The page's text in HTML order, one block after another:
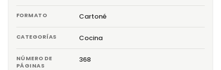
FORMATO Cartoné
CATEGORÍAS Cocina
NÚMERO DE
PÁGINAS
368